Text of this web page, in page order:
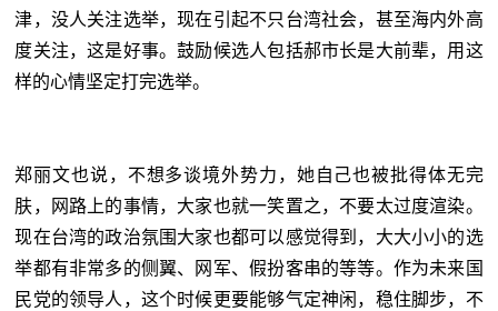
津，没人关注选举，现在引起不只台湾社会，甚至海内外高
度关注，这是好事。鼓励候选人包括郝市长是大前辈，用这
样的心情坚定打完选举。
郑丽文也说，不想多谈境外势力，她自己也被批得体无完
肤，网路上的事情，大家也就一笑置之，不要太过度渲染。
现在台湾的政治氛围大家也都可以感觉得到，大大小小的选
举都有非常多的侧翼、网军、假扮客串的等等。作为未来国
民党的领导人，这个时候更要能够气定神闲，稳住脚步，不